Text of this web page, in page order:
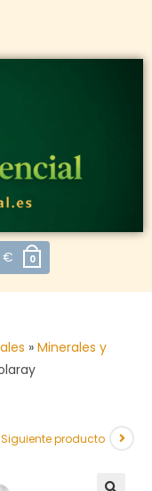
€ 0
» Minerales y
Siguiente producto